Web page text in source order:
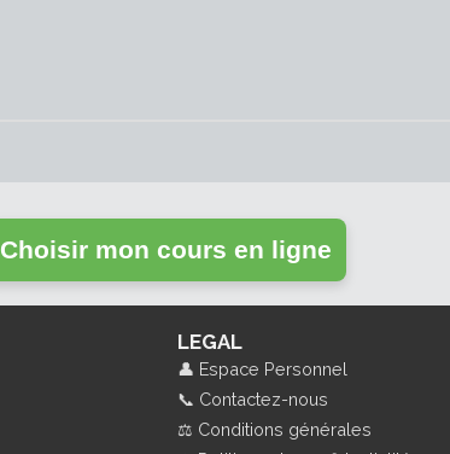
Choisir mon cours en ligne
LEGAL
👤 Espace Personnel
📞 Contactez-nous
⚖️ Conditions générales